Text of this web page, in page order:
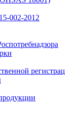
002-2012